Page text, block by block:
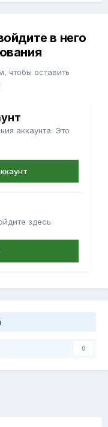
в него
чтобы оставить
аккаунта. Это
здесь.
0